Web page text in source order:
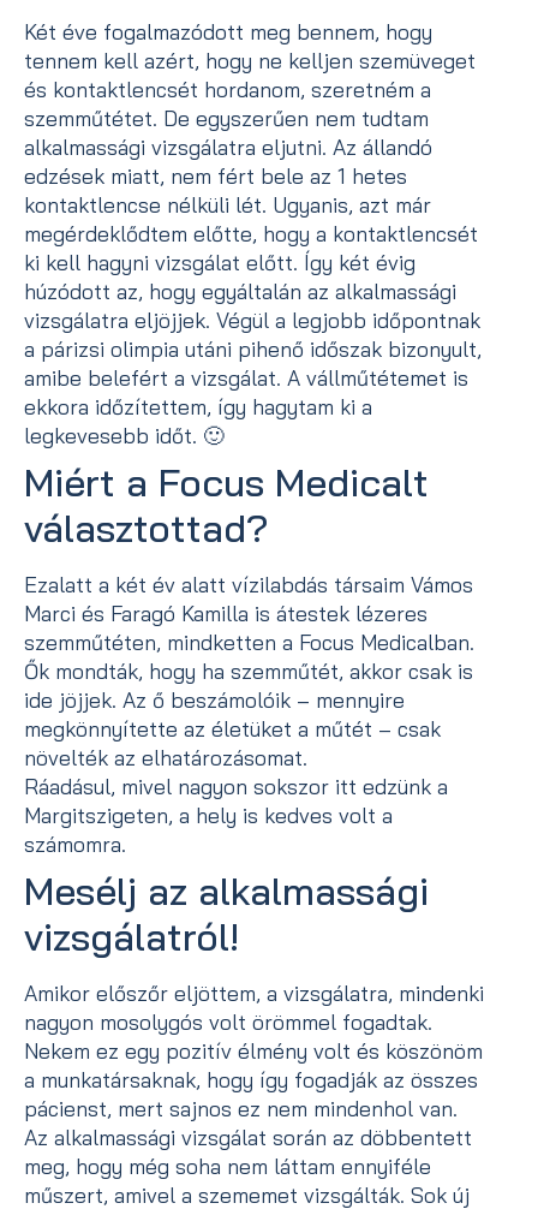
Két éve fogalmazódott meg bennem, hogy
tennem kell azért, hogy ne kelljen szemüveget
és kontaktlencsét hordanom, szeretném a
szemműtétet. De egyszerűen nem tudtam
alkalmassági vizsgálatra eljutni. Az állandó
edzések miatt, nem fért bele az 1 hetes
kontaktlencse nélküli lét. Ugyanis, azt már
megérdeklődtem előtte, hogy a kontaktlencsét
ki kell hagyni vizsgálat előtt. Így két évig
húzódott az, hogy egyáltalán az alkalmassági
vizsgálatra eljöjjek. Végül a legjobb időpontnak
a párizsi olimpia utáni pihenő időszak bizonyult,
amibe belefért a vizsgálat. A vállműtétemet is
ekkora időzítettem, így hagytam ki a
legkevesebb időt. 🙂
Miért a Focus Medicalt
választottad?
Ezalatt a két év alatt vízilabdás társaim Vámos
Marci és Faragó Kamilla is átestek lézeres
szemműtéten, mindketten a Focus Medicalban.
Ők mondták, hogy ha szemműtét, akkor csak is
ide jöjjek. Az ő beszámolóik – mennyire
megkönnyítette az életüket a műtét – csak
növelték az elhatározásomat.
Ráadásul, mivel nagyon sokszor itt edzünk a
Margitszigeten, a hely is kedves volt a
számomra.
Mesélj az alkalmassági
vizsgálatról!
Amikor előszőr eljöttem, a vizsgálatra, mindenki
nagyon mosolygós volt örömmel fogadtak.
Nekem ez egy pozitív élmény volt és köszönöm
a munkatársaknak, hogy így fogadják az összes
pácienst, mert sajnos ez nem mindenhol van.
Az alkalmassági vizsgálat során az döbbentett
meg, hogy még soha nem láttam ennyiféle
műszert, amivel a szememet vizsgálták. Sok új